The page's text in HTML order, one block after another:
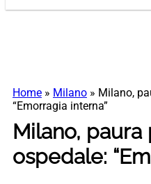
Home » Milano » Milano,
“Emorragia interna”
Milano, paura
ospedale: